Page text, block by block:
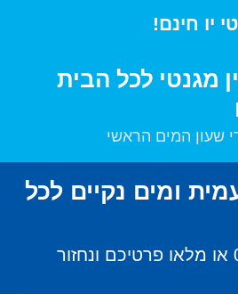
יו חינם!
מגנטי לכל הבית
שעון המים הראשי
ומים נקיים לכל
חייגו: 050-6760330 או מלאו פרטיכם ונחזור